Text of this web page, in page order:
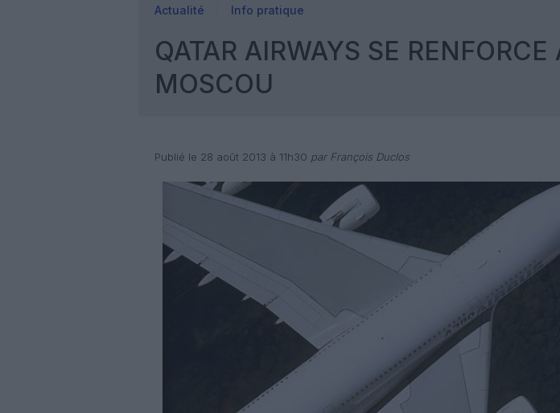
Actualité Info pratique
QATAR AIRWAYS SE
MOSCOU
Publié le 28 août 2013 à 11h30 par François Duclos